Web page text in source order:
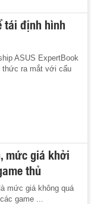
tái định hình
ASUS ExpertBook
thức ra mắt với cấu
mức giá khởi
thủ
mức giá không quá
game ...